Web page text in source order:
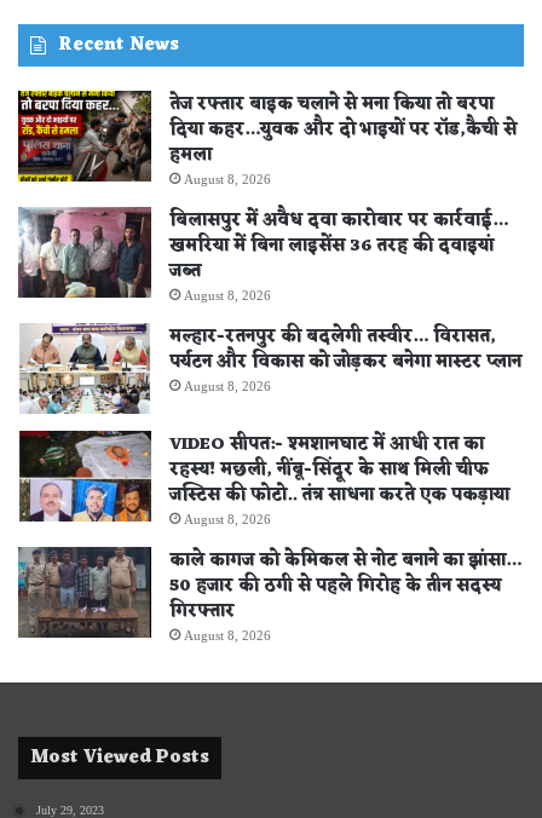
Recent News
तेज रफ्तार बाइक चलाने से मना किया तो बरपा
दिया कहर…युवक और दो भाइयों पर रॉड,कैची से
हमला
August 8, 2026
बिलासपुर में अवैध दवा कारोबार पर कार्रवाई…
खमरिया में बिना लाइसेंस 36 तरह की दवाइयां
जब्त
August 8, 2026
मल्हार-रतनपुर की बदलेगी तस्वीर… विरासत,
पर्यटन और विकास को जोड़कर बनेगा मास्टर प्लान
August 8, 2026
VIDEO सीपत:- श्मशानघाट में आधी रात का
रहस्य! मछली, नींबू-सिंदूर के साथ मिली चीफ
जस्टिस की फोटो.. तंत्र साधना करते एक पकड़ाया
August 8, 2026
काले कागज को केमिकल से नोट बनाने का झांसा…
50 हजार की ठगी से पहले गिरोह के तीन सदस्य
गिरफ्तार
August 8, 2026
Most Viewed Posts
July 29, 2023